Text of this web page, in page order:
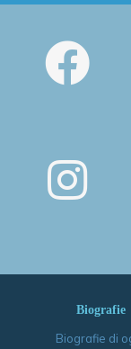
Biografie
Biografie di